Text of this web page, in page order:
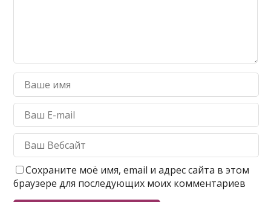
Сохраните моё имя, email и адрес сайта в этом
браузере для последующих моих комментариев